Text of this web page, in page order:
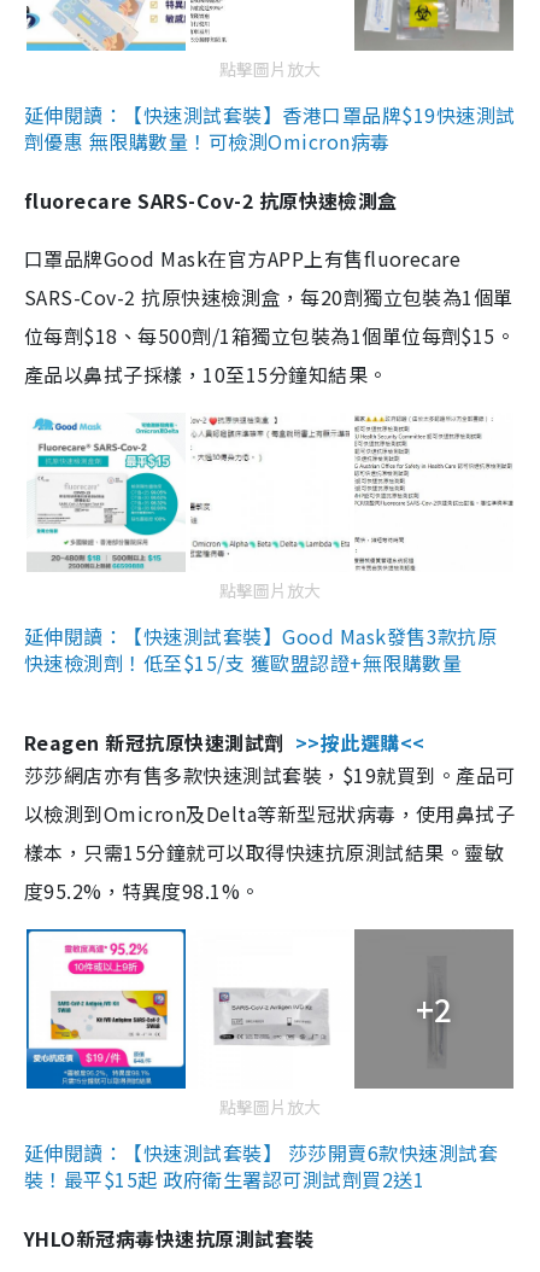
點擊圖片放大
延伸閱讀：【快速測試套裝】香港口罩品牌$19快速測試
劑優惠 無限購數量！可檢測Omicron病毒
fluorecare SARS-Cov-2 抗原快速檢測盒
口罩品牌Good Mask在官方APP上有售fluorecare
SARS-Cov-2 抗原快速檢測盒，每20劑獨立包裝為1個單
位每劑$18、每500劑/1箱獨立包裝為1個單位每劑$15。
產品以鼻拭子採樣，10至15分鐘知結果。
點擊圖片放大
延伸閱讀：【快速測試套裝】Good Mask發售3款抗原
快速檢測劑！低至$15/支 獲歐盟認證+無限購數量
Reagen 新冠抗原快速測試劑 >>按此選購<<
莎莎網店亦有售多款快速測試套裝，$19就買到。產品可
以檢測到Omicron及Delta等新型冠狀病毒，使用鼻拭子
樣本，只需15分鐘就可以取得快速抗原測試結果。靈敏
度95.2%，特異度98.1%。
+2
點擊圖片放大
延伸閱讀：【快速測試套裝】 莎莎開賣6款快速測試套
裝！最平$15起 政府衛生署認可測試劑買2送1
YHLO新冠病毒快速抗原測試套裝